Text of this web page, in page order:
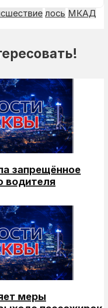
лось МКАД
запрещённое
водителя
меры